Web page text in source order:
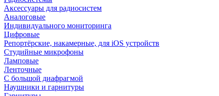
Аксессуары для радиосистем
Аналоговые
Индивидуального мониторинга
Цифровые
Репортёрские, накамерные, для iOS устройств
Студийные микрофоны
Ламповые
Ленточные
С большой диафрагмой
Наушники и гарнитуры